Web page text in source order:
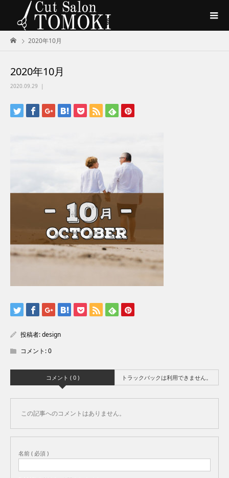
2020年10月
2020年10月
2020.09.29
投稿者:design
コメント:0
コメント ( 0 ) トラックバックは利用できません。
この記事へのコメントはありません。
名前 ( 必須 )